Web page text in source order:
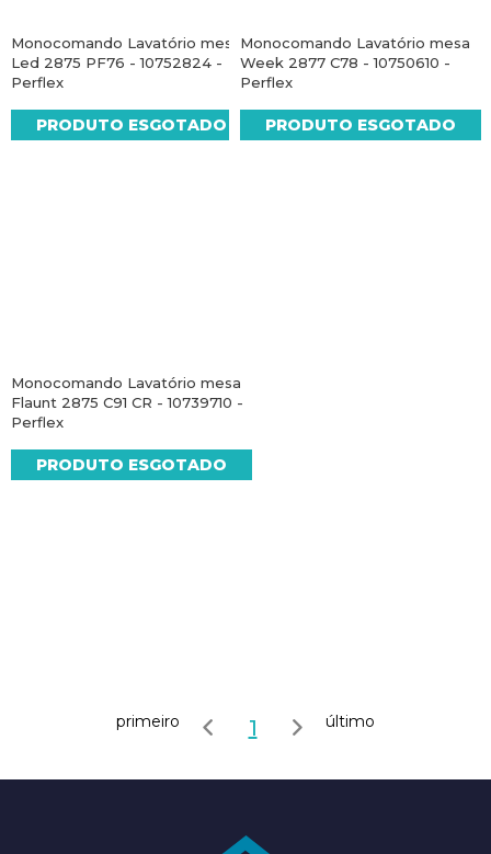
Monocomando Lavatório mesa
Led 2875 PF76 - 10752824 -
Perflex
PRODUTO ESGOTADO
Monocomando Lavatório mesa
Week 2877 C78 - 10750610 -
Perflex
PRODUTO ESGOTADO
Monocomando Lavatório mesa
Flaunt 2875 C91 CR - 10739710 -
Perflex
PRODUTO ESGOTADO
primeiro 1 último